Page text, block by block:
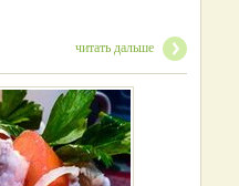
читать дальше